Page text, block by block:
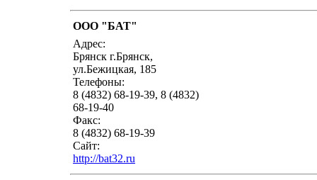
ООО "БАТ"
Адрес:
Брянск г.Брянск,
ул.Бежицкая, 185
Телефоны:
8 (4832) 68-19-39, 8 (4832)
68-19-40
Факс:
8 (4832) 68-19-39
Сайт:
http://bat32.ru